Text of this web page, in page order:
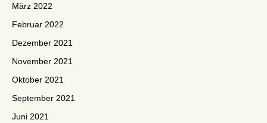
März 2022
Februar 2022
Dezember 2021
November 2021
Oktober 2021
September 2021
Juni 2021